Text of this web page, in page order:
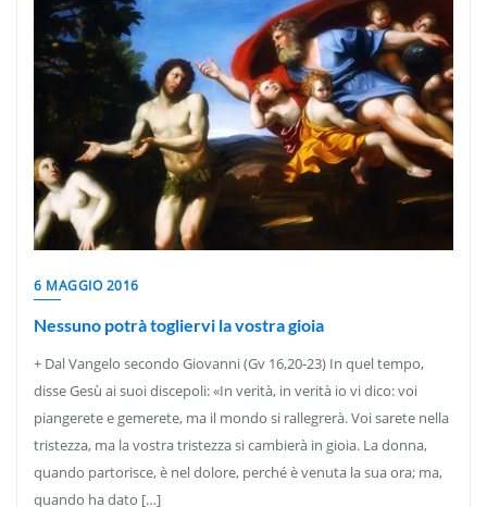
6 MAGGIO 2016
Nessuno potrà togliervi la vostra gioia
+ Dal Vangelo secondo Giovanni (Gv 16,20-23) In quel tempo,
disse Gesù ai suoi discepoli: «In verità, in verità io vi dico: voi
piangerete e gemerete, ma il mondo si rallegrerà. Voi sarete nella
tristezza, ma la vostra tristezza si cambierà in gioia. La donna,
quando partorisce, è nel dolore, perché è venuta la sua ora; ma,
quando ha dato […]